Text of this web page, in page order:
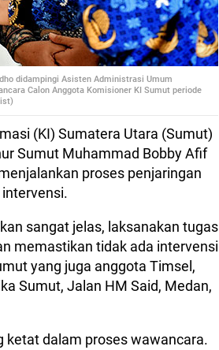
didampingi Asisten Administrasi Umum
Calon Anggota Komisioner KI Sumut periode
(KI) Sumatera Utara (Sumut)
Sumut Muhammad Bobby Afif
proses penjaringan
sangat jelas, laksanakan tugas
memastikan tidak ada intervensi
yang juga anggota Timsel,
Sumut, Jalan HM Said, Medan,
ketat dalam proses wawancara.